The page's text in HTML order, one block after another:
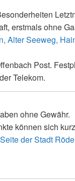
erstmals ohne
Alter Seeweg,
Post.
Telekom.
ohne Gewähr.
können sich
der Stadt